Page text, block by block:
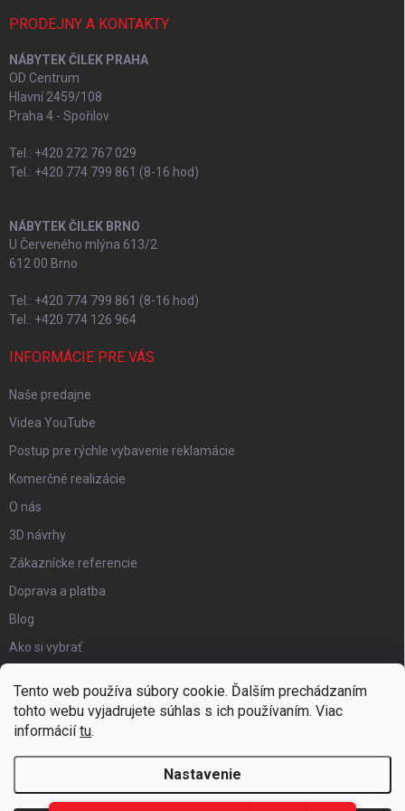
Tento web používa súbory cookie. Ďalším prechádzaním
tohto webu vyjadrujete súhlas s ich používaním. Viac
informáciítu.
Nastavenie
PRODEJNY A KONTAKTY
NÁBYTEK ČILEK PRAHA
OD Centrum
Hlavní 2459/108
Praha 4 - Spořilov
Tel.: +420 272 767 029
Tel.: +420 774 799 861 (8-16 hod)
NÁBYTEK ČILEK BRNO
U Červeného mlýna 613/2
612 00 Brno
Tel.: +420 774 799 861 (8-16 hod)
Tel.: +420 774 126 964
INFORMÁCIE PRE VÁS
Naše predajne
Videa YouTube
Postup pre rýchle vybavenie reklamácie
Komerčné realizácie
O nás
3D návrhy
Zákaznícke referencie
Doprava a platba
Blog
Ako si vybrať
Certifikát kvality
Moja objednávka